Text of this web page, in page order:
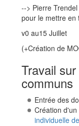
--> Pierre
pour le mettre en
v0 au15 Juillet
(+Création de
Travail
communs
Entrée des
Création
individuelle